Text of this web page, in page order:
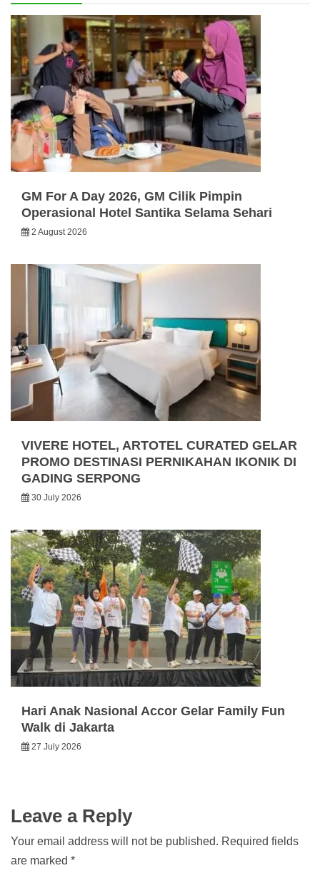
GM For A Day 2026, GM Cilik Pimpin
Operasional Hotel Santika Selama Sehari
2 August 2026
VIVERE HOTEL, ARTOTEL CURATED GELAR
PROMO DESTINASI PERNIKAHAN IKONIK DI
GADING SERPONG
30 July 2026
Hari Anak Nasional Accor Gelar Family Fun
Walk di Jakarta
27 July 2026
Leave a Reply
Your email address will not be published. Required fields
are marked *